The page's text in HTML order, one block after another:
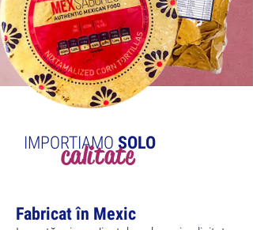
IMPORTIAMO SOLO
calitate
Fabricat în Mexic